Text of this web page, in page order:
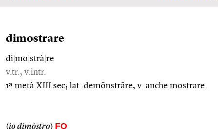
dimostrare
di mo strà re
v.tr., v.intr.
1ª metà XIII sec; lat. demōnstrāre, v. anche mostrare.
(io dimòstro) FO